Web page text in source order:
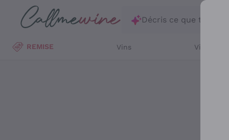
Passer au contenu principal
Décris ce que tu
REMISE Vins Vins